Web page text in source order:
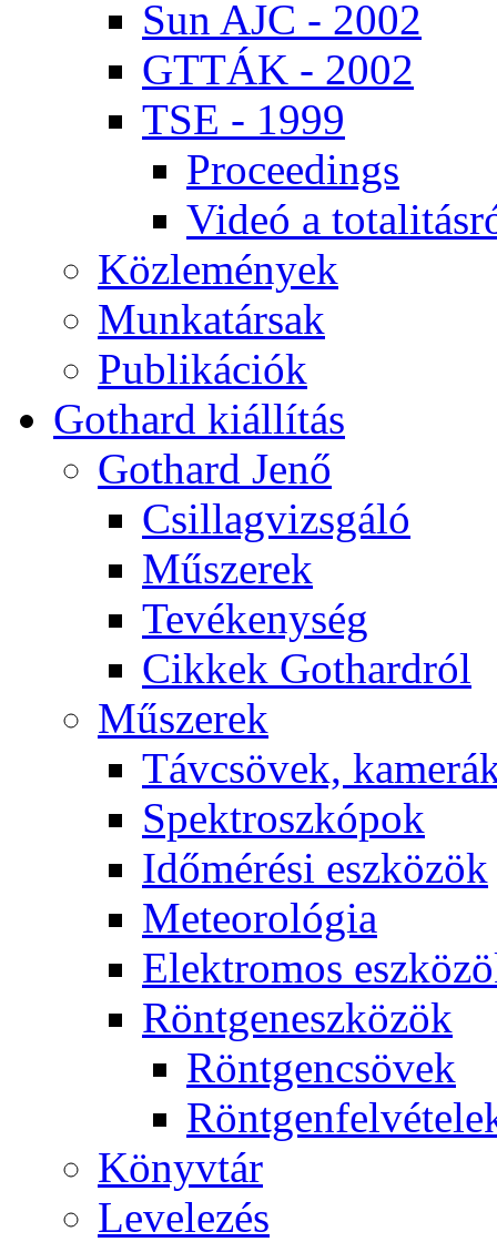
Sun AJC - 2002
GT­TÁK - 2002
TSE - 1999
Pro­ce­e­dings
Vi­deó a
Köz­le­mé­nyek
Mun­ka­tár­sak
Pub­li­ká­ci­ók
Got­hard ki­ál­lí­tás
Got­hard Je­nő
Csil­lag­vizs­gá­ló
Mű­sze­rek
Te­vé­keny­ség
Cik­kek Got­hard­ról
Mű­sze­rek
Táv­csö­vek,
Spekt­rosz­kó­pok
Idő­mé­ré­si esz­kö­zök
Me­te­o­ro­ló­gia
Elekt­ro­mos
Rönt­gen­esz­kö­zök
Rönt­gen­csö­vek
Könyv­tár
Le­ve­le­zés